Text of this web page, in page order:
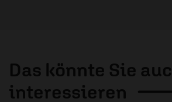
Das könnte Sie
interessieren